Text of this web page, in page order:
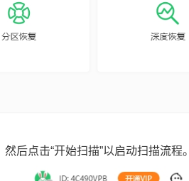
后点击“开始扫描”以启动扫描流程。